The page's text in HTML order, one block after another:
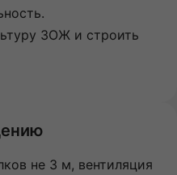
ЗОЖ и строить
не 3 м, вентиляция